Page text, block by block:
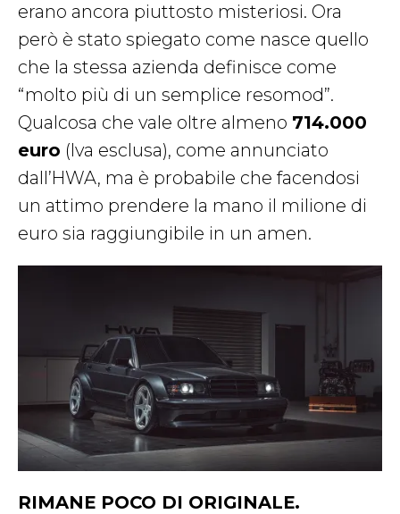
erano ancora piuttosto misteriosi. Ora
però è stato spiegato come nasce quello
che la stessa azienda definisce come
“molto più di un semplice resomod”.
Qualcosa che vale oltre almeno 714.000
euro (Iva esclusa), come annunciato
dall’HWA, ma è probabile che facendosi
un attimo prendere la mano il milione di
euro sia raggiungibile in un amen.
RIMANE POCO DI ORIGINALE.